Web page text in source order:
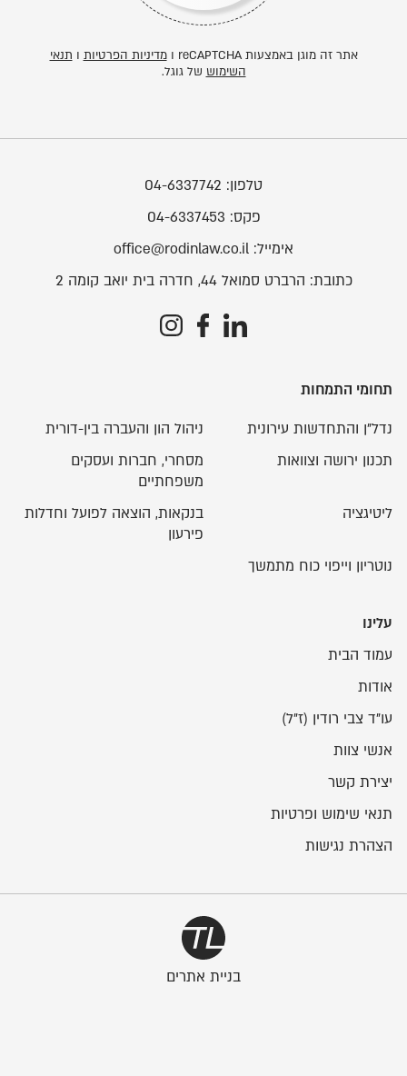
אתר זה מוגן באמצעות reCAPTCHA ו מדיניות הפרטיות ו תנאי
השימוש של גוגל.
טלפון: 04-6337742
פקס: 04-6337453
אימייל: office@rodinlaw.co.il
כתובת: הרברט סמואל 44, חדרה בית יואב קומה 2
תחומי התמחות
נדל"ן והתחדשות עירונית
ניהול הון והעברה בין-דורית
תכנון ירושה וצוואות
מסחרי, חברות ועסקים
משפחתיים
ליטיגציה
בנקאות, הוצאה לפועל וחדלות
פירעון
נוטריון וייפוי כוח מתמשך
עלינו
עמוד הבית
אודות
עו"ד צבי רודין (ז"ל)
אנשי צוות
יצירת קשר
תנאי שימוש ופרטיות
הצהרת נגישות
בניית אתרים